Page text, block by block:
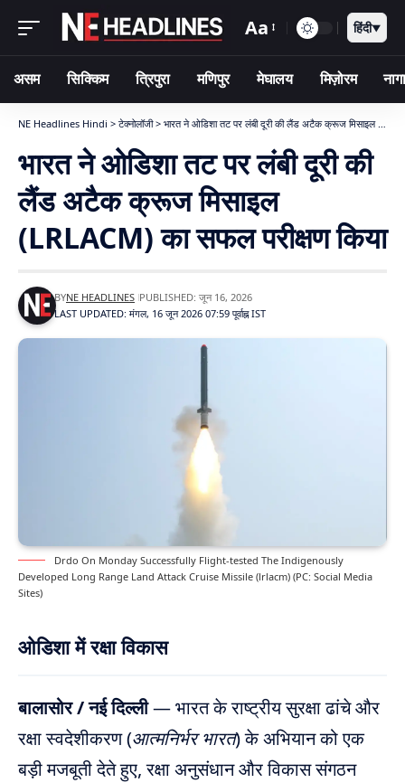
Aa हिंदी▼
असम सिक्किम त्रिपुरा मणिपुर मेघालय मिज़ोरम
NE Headlines Hindi > टेक्नोलॉजी> भारत ने ओडिशा तट पर लंबी दूरी की लैंड अटैक क्रूज मिसाइल (LRLACM) का सफल परीक्षण किया
भारत ने ओडिशा तट पर लंबी दूरी की
लैंड अटैक क्रूज मिसाइल
(LRLACM) का सफल परीक्षण किया
LAST UPDATED: मंगल, 16 जून 2026 07:59 पूर्वाह्न IST
BYNE HEADLINES PUBLISHED: जून 16, 2026
Drdo On Monday Successfully Flight‑tested The Indigenously
Developed Long Range Land Attack Cruise Missile (lrlacm) (PC: Social Media
Sites)
ओडिशा में रक्षा विकास
बालासोर / नई दिल्ली— भारत के राष्ट्रीय सुरक्षा ढांचे और
रक्षा स्वदेशीकरण (आत्मनिर्भर भारत) के अभियान को एक
बड़ी मजबूती देते हुए, रक्षा अनुसंधान और विकास संगठन